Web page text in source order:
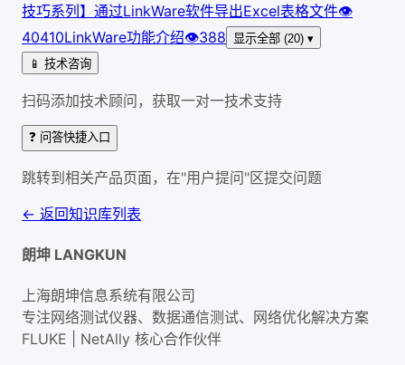
技巧系列】通过LinkWare软件导出Excel表格文件👁
40410LinkWare功能介绍👁388
显示全部 (20) ▾
📱 技术咨询
扫码添加技术顾问，获取一对一技术支持
❓ 问答快捷入口
跳转到相关产品页面，在"用户提问"区提交问题
← 返回知识库列表
朗坤 LANGKUN
上海朗坤信息系统有限公司
专注网络测试仪器、数据通信测试、网络优化解决方案
FLUKE | NetAlly 核心合作伙伴